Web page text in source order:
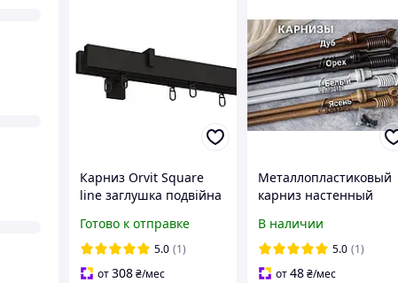
Карниз Orvit Square
line заглушка подвійна
Чорний
Готово к отправке
5.0 (1)
от308₴/мес
Металлопластиковый
карниз настенный
настенные для штор
1,6 м, карниз на стену
разных размеров
В наличии
5.0 (1)
от48₴/мес